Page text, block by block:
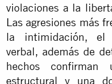
violaciones a la
Las agresiones más
la intimidación, el
verbal, además de
hechos
estructural y una